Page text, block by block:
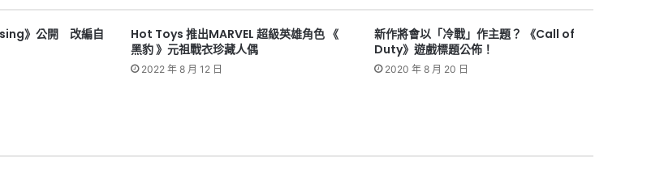
》公開 改編自
Hot Toys 推出MARVEL 超級英雄角色 《
黑豹 》元祖戰衣珍藏人偶
2022 年 8 月 12 日
新作將會以「冷戰」作主題？ 《Call of
Duty》遊戲標題公佈！
2020 年 8 月 20 日